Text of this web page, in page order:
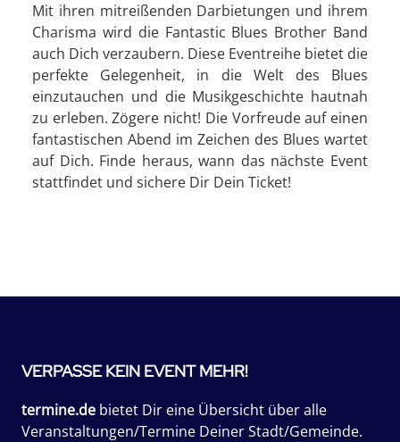
Mit ihren mitreißenden Darbietungen und ihrem
Charisma wird die Fantastic Blues Brother Band
auch Dich verzaubern. Diese Eventreihe bietet die
perfekte Gelegenheit, in die Welt des Blues
einzutauchen und die Musikgeschichte hautnah
zu erleben. Zögere nicht! Die Vorfreude auf einen
fantastischen Abend im Zeichen des Blues wartet
auf Dich. Finde heraus, wann das nächste Event
stattfindet und sichere Dir Dein Ticket!
VERPASSE KEIN EVENT MEHR!
termine.de bietet Dir eine Übersicht über alle
Veranstaltungen/Termine Deiner Stadt/Gemeinde.